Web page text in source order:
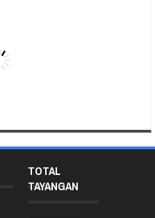
TOTAL
TAYANGAN